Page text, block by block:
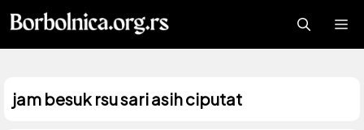
Langsung
ke
isi
jam besuk rsu sari asih ciputat